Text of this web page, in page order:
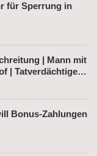
für Sperrung in
| Mann mit
| Tatverdächtiger
Bonus-Zahlungen